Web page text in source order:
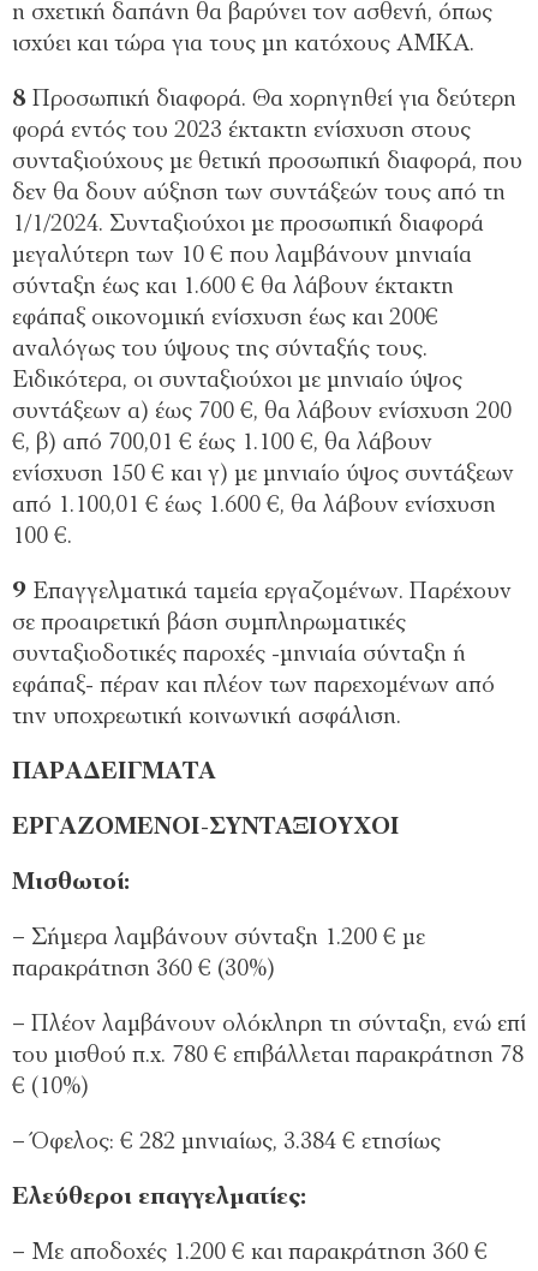
η σχετική δαπάνη θα βαρύνει τον ασθενή, όπως
ισχύει και τώρα για τους μη κατόχους ΑΜΚΑ.
8 Προσωπική διαφορά. Θα χορηγηθεί για δεύτερη
φορά εντός του 2023 έκτακτη ενίσχυση στους
συνταξιούχους με θετική προσωπική διαφορά, που
δεν θα δουν αύξηση των συντάξεών τους από τη
1/1/2024. Συνταξιούχοι με προσωπική διαφορά
μεγαλύτερη των 10 € που λαμβάνουν μηνιαία
σύνταξη έως και 1.600 € θα λάβουν έκτακτη
εφάπαξ οικονομική ενίσχυση έως και 200€
αναλόγως του ύψους της σύνταξής τους.
Ειδικότερα, οι συνταξιούχοι με μηνιαίο ύψος
συντάξεων α) έως 700 €, θα λάβουν ενίσχυση 200
€, β) από 700,01 € έως 1.100 €, θα λάβουν
ενίσχυση 150 € και γ) με μηνιαίο ύψος συντάξεων
από 1.100,01 € έως 1.600 €, θα λάβουν ενίσχυση
100 €.
9 Επαγγελματικά ταμεία εργαζομένων. Παρέχουν
σε προαιρετική βάση συμπληρωματικές
συνταξιοδοτικές παροχές -μηνιαία σύνταξη ή
εφάπαξ- πέραν και πλέον των παρεχομένων από
την υποχρεωτική κοινωνική ασφάλιση.
ΠΑΡΑΔΕΙΓΜΑΤΑ
ΕΡΓΑΖΟΜΕΝΟΙ-ΣΥΝΤΑΞΙΟΥΧΟΙ
Μισθωτοί:
– Σήμερα λαμβάνουν σύνταξη 1.200 € με
παρακράτηση 360 € (30%)
– Πλέον λαμβάνουν ολόκληρη τη σύνταξη, ενώ επί
του μισθού π.χ. 780 € επιβάλλεται παρακράτηση 78
€ (10%)
– Όφελος: € 282 μηνιαίως, 3.384 € ετησίως
Ελεύθεροι επαγγελματίες:
– Με αποδοχές 1.200 € και παρακράτηση 360 €